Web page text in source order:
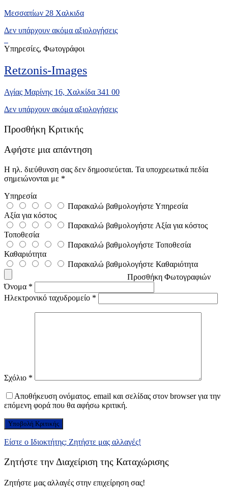
Μεσσαπίων 28 Χαλκιδα
Δεν υπάρχουν ακόμα αξιολογήσεις
Υπηρεσίες, Φωτογράφοι
Retzonis-Images
Αγίας Μαρίνης 16, Χαλκίδα 341 00
Δεν υπάρχουν ακόμα αξιολογήσεις
Προσθήκη Κριτικής
Αφήστε μια απάντηση
Η ηλ. διεύθυνση σας δεν δημοσιεύεται. Τα υποχρεωτικά πεδία
σημειώνονται με *
Υπηρεσία
Παρακαλώ βαθμολογήστε Υπηρεσία
Αξία για κόστος
Παρακαλώ βαθμολογήστε Αξία για κόστος
Τοποθεσία
Παρακαλώ βαθμολογήστε Τοποθεσία
Καθαριότητα
Παρακαλώ βαθμολογήστε Καθαριότητα
Προσθήκη Φωτογραφιών
Όνομα *
Ηλεκτρονικό ταχυδρομείο *
Σχόλιο *
Αποθήκευση ονόματος. email και σελίδας στον browser για την
επόμενη φορά που θα αφήσω κριτική.
Είστε ο Ιδιοκτήτης; Ζητήστε μας αλλαγές!
Ζητήστε την Διαχείριση της Καταχώρισης
Ζητήστε μας αλλαγές στην επιχείρηση σας!